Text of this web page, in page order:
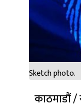
Sketch photo.
काठमाडौं